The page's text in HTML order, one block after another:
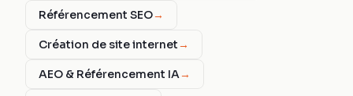
Référencement SEO→
Création de site internet→
AEO & Référencement IA→